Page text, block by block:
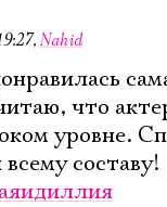
,Nahid
что
уровне.
составу!
Электропочта
Имя